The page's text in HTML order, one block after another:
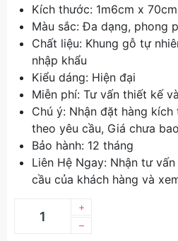
Kích thước: 1m6cm x 70cm
Màu sắc: Đa dạng, phong
Chất liệu: Khung gỗ tự
nhập khẩu
Kiểu dáng: Hiện đại
Miễn phí: Tư vấn thiết kế
Chú ý: Nhận đặt hàng
theo yêu cầu, Giá chưa
Bảo hành: 12 tháng
Liên Hệ Ngay: Nhận tư
cầu của khách hàng và
–
+